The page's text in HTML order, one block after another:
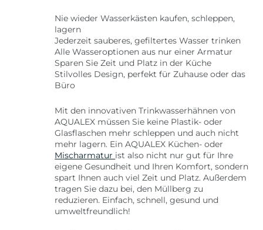
Nie wieder Wasserkästen kaufen, schleppen,
lagern
Jederzeit sauberes, gefiltertes Wasser trinken
Alle Wasseroptionen aus nur einer Armatur
Sparen Sie Zeit und Platz in der Küche
Stilvolles Design, perfekt für Zuhause oder das
Büro
Mit den innovativen Trinkwasserhähnen von
AQUALEX müssen Sie keine Plastik- oder
Glasflaschen mehr schleppen und auch nicht
mehr lagern. Ein AQUALEX Küchen- oder
Mischarmatur ist also nicht nur gut für Ihre
eigene Gesundheit und Ihren Komfort, sondern
spart Ihnen auch viel Zeit und Platz. Außerdem
tragen Sie dazu bei, den Müllberg zu
reduzieren. Einfach, schnell, gesund und
umweltfreundlich!